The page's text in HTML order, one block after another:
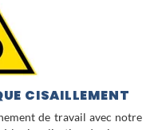
CISAILLEMENT
de travail avec notre